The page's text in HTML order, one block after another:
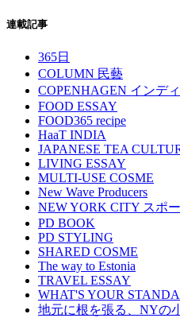
連載記事
365日
COLUMN 民藝
COPENHAGEN インデ
FOOD ESSAY
FOOD365 recipe
HaaT INDIA
JAPANESE TEA
LIVING ESSAY
MULTI-USE COSME
New Wave Producers
NEW YORK CITY スポ
PD BOOK
PD STYLING
SHARED COSME
The way to Estonia
TRAVEL ESSAY
WHAT'S YOUR
地元に根を張る、NYの